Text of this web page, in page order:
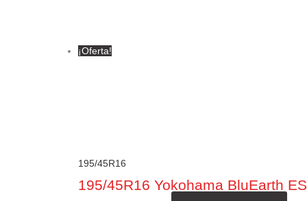
¡Oferta!
195/45R16
195/45R16 Yokohama BluEarth